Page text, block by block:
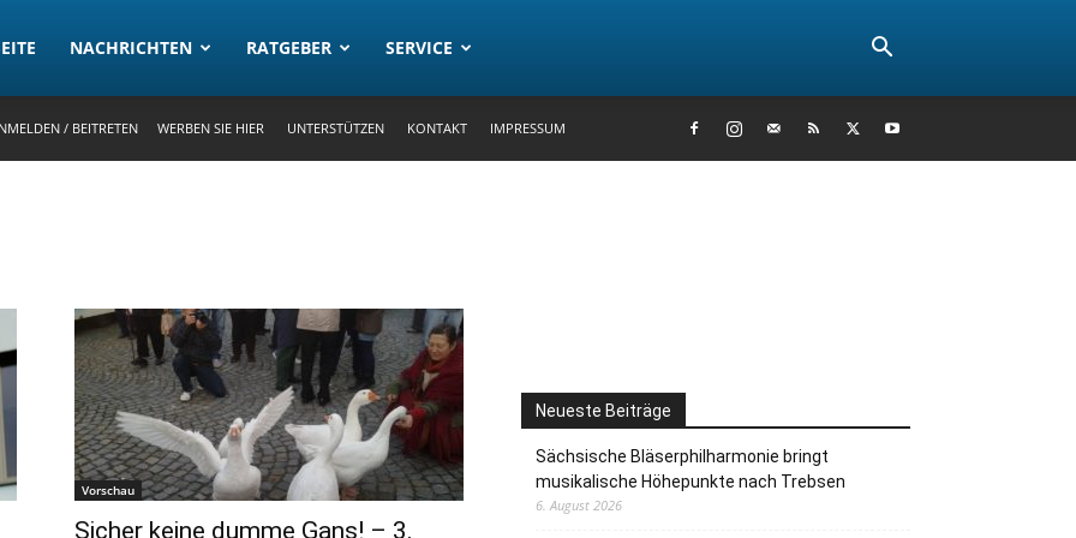
NACHRICHTEN RATGEBER SERVICE
/ BEITRETEN WERBEN SIE HIER UNTERSTÜTZEN KONTAKT IMPRESSUM
Vorschau
Sicher keine dumme Gans! – 3.
Neueste Beiträge
Sächsische Bläserphilharmonie bringt
musikalische Höhepunkte nach Trebsen
6. August 2026